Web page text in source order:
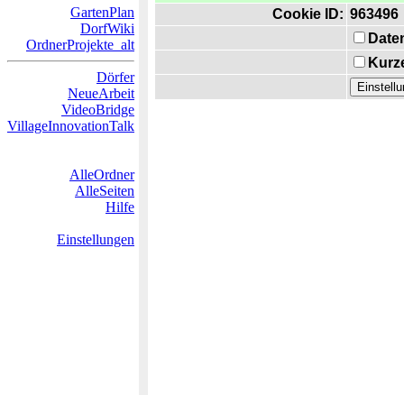
GartenPlan
DorfWiki
OrdnerProjekte_alt
Dörfer
NeueArbeit
VideoBridge
VillageInnovationTalk
AlleOrdner
AlleSeiten
Hilfe
Einstellungen
Cookie ID: 963496